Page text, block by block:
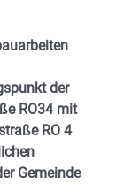
der
RO34 mit
RO 4
Gemeinde